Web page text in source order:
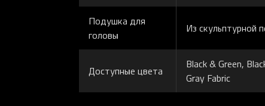
Подушка для
головы
Из скульптурной
Доступные цвета
Black & Green,
Gray Fabric